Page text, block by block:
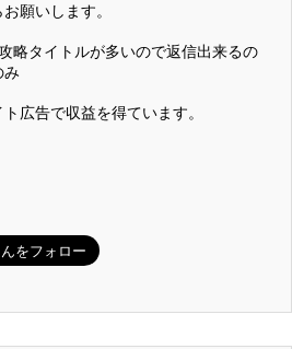
願いします。
略タイトルが多いので返信出来るの
み
広告で収益を得ています。